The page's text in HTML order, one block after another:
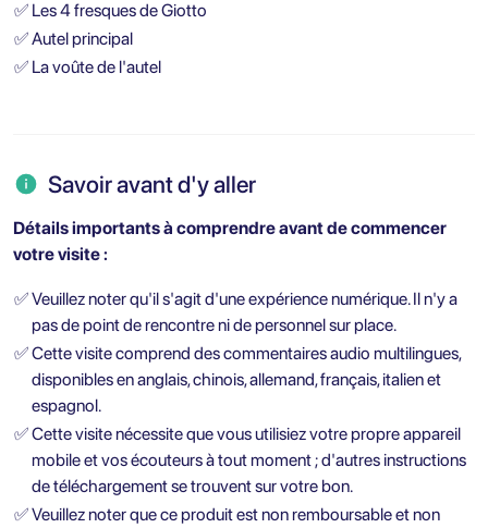
✅ Les 4 fresques de Giotto
✅Autel principal
✅ La voûte de l'autel
Savoir avant d'y aller
Détails importants à comprendre avant de commencer
votre visite :
✅Veuillez noter qu'il s'agit d'une expérience numérique. Il n'y a
pas de point de rencontre ni de personnel sur place.
✅Cette visite comprend des commentaires audio multilingues,
disponibles en anglais, chinois, allemand, français, italien et
espagnol.
✅Cette visite nécessite que vous utilisiez votre propre appareil
mobile et vos écouteurs à tout moment ; d'autres instructions
de téléchargement se trouvent sur votre bon.
✅Veuillez noter que ce produit est non remboursable et non